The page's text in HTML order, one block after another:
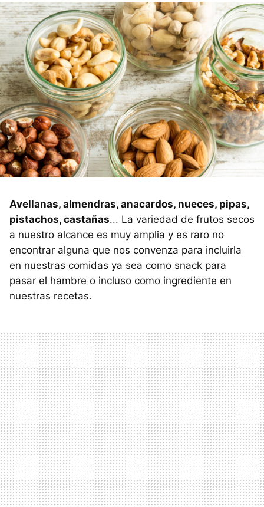
Avellanas, almendras, anacardos, nueces, pipas,
pistachos, castañas... La variedad de frutos secos
a nuestro alcance es muy amplia y es raro no
encontrar alguna que nos convenza para incluirla
en nuestras comidas ya sea como snack para
pasar el hambre o incluso como ingrediente en
nuestras recetas.